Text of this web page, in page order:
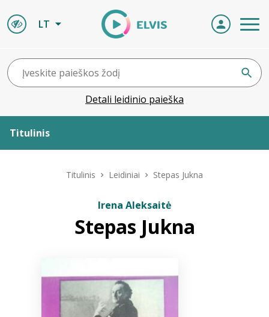
LT
Detali leidinio paieška
Titulinis
ELVIS atvyksta
Bibliotekoms
Titulinis Leidiniai Stepas Jukna
Irena Aleksaitė
Stepas Jukna